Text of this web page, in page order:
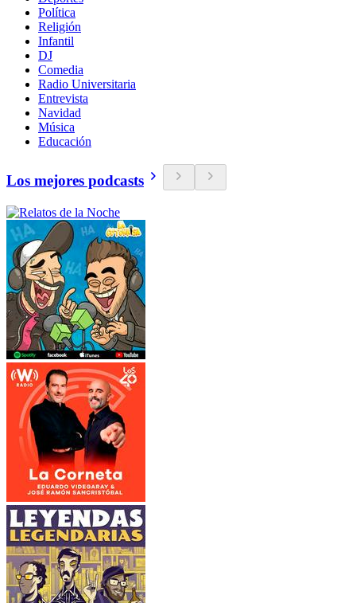
Política
Religión
Infantil
DJ
Comedia
Radio Universitaria
Entrevista
Navidad
Música
Educación
Los mejores podcasts